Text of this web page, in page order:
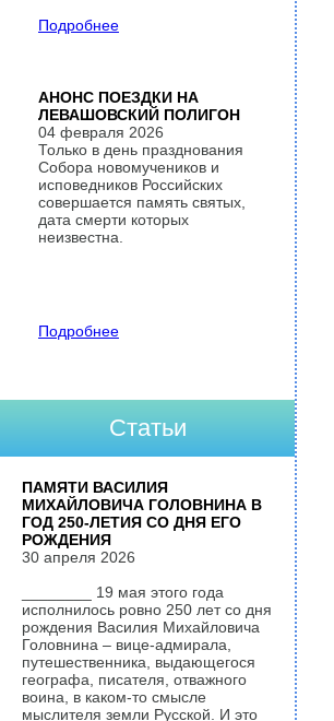
Подробнее
АНОНС ПОЕЗДКИ НА
ЛЕВАШОВСКИЙ ПОЛИГОН
04 февраля 2026
Только в день празднования
Собора новомучеников и
исповедников Российских
совершается память святых,
дата смерти которых
неизвестна.
Подробнее
Статьи
ПАМЯТИ ВАСИЛИЯ
МИХАЙЛОВИЧА ГОЛОВНИНА В
ГОД 250-ЛЕТИЯ СО ДНЯ ЕГО
РОЖДЕНИЯ
30 апреля 2026
________ 19 мая этого года
исполнилось ровно 250 лет со дня
рождения Василия Михайловича
Головнина – вице-адмирала,
путешественника, выдающегося
географа, писателя, отважного
воина, в каком-то смысле
мыслителя земли Русской. И это